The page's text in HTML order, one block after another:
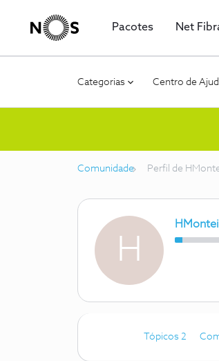
Pacotes Net
Categorias Centro de
Comunidade Perfil de
H
Tópicos 2